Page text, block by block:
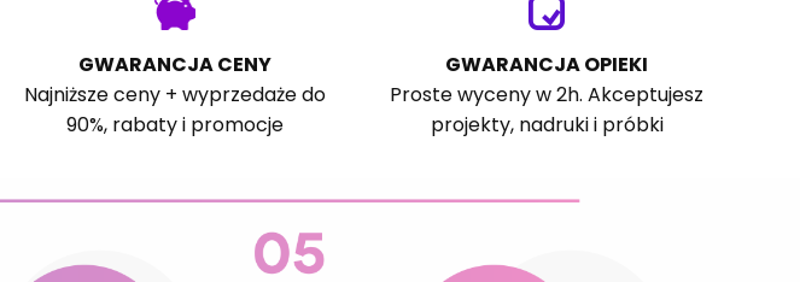
GWARANCJA CENY
Najniższe ceny + wyprzedaże do
90%, rabaty i promocje
GWARANCJA OPIEKI
Proste wyceny w 2h. Akceptujesz
projekty, nadruki i próbki